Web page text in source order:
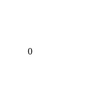
0